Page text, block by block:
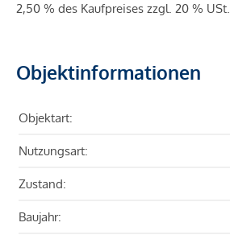
2,50 % des Kaufpreises zzgl. 20 % USt.
Objektinformationen
Objektart:
Nutzungsart:
Zustand:
Baujahr: